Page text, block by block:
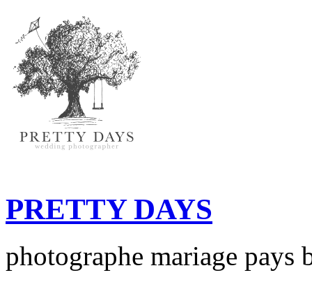
PRETTY DAYS
photographe mariage pays